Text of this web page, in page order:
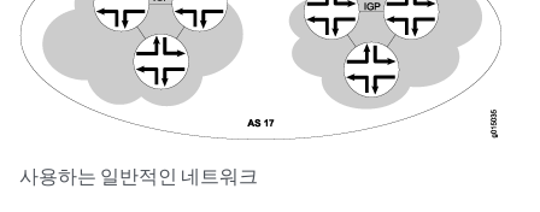
사용하는 일반적인 네트워크